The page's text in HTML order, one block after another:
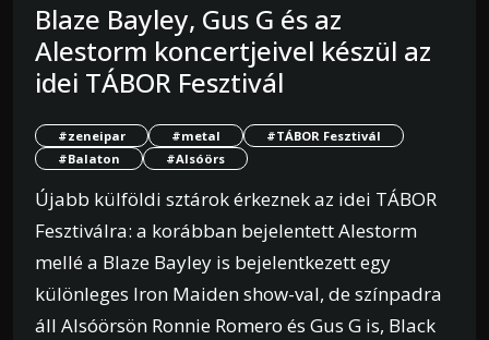
Blaze Bayley, Gus G és az
Alestorm koncertjeivel készül az
idei TÁBOR Fesztivál
#zeneipar #metal
#TÁBOR Fesztivál
#Balaton
#Alsóörs
Újabb külföldi sztárok érkeznek az idei TÁBOR
Fesztiválra: a korábban bejelentett Alestorm
mellé a Blaze Bayley is bejelentkezett egy
különleges Iron Maiden show-val, de színpadra
áll Alsóörsön Ronnie Romero és Gus G is, Black